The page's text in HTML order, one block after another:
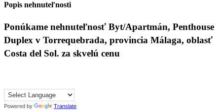
Popis nehnuteľnosti
Ponúkame nehnuteľnosť Byt/Apartmán, Penthouse
Duplex v Torrequebrada, provincia Málaga, oblasť
Costa del Sol. za skvelú cenu
Powered by Translate